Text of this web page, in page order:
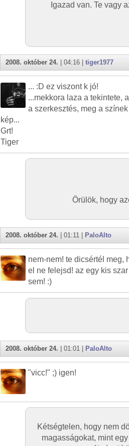
Igazad van. Te vagy
2008. október 24. | 04:16 | tiger1977
... :D ez viszont k jó!
...mekkora laza a tekintete,
a szerkesztés, meg a
kép...
Grt!
Tiger
Örülök, hogy
2008. október 24. | 01:11 | PaloAlto
nem-nem! te dicsértél meg,
el ne felejsd! az egy kis
sem! :)
2008. október 24. | 01:01 | PaloAlto
"vicc!" ;) igen!
Kétségtelen, hogy nem
magasságokat, mint